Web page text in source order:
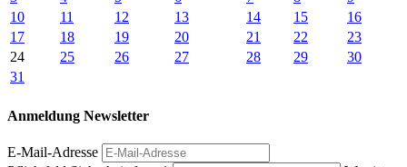
10
11 12 13 14 15
16
17
18 19 20 21 22
23
24
25 26 27 28 29
30
31
Anmeldung Newsletter
E-Mail-Adresse